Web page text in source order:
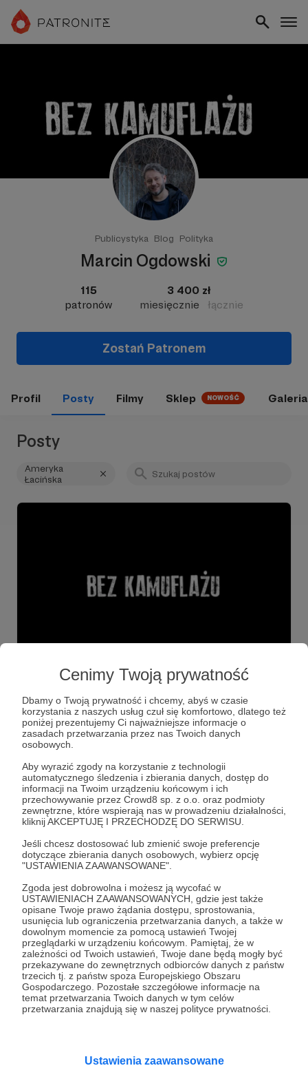
Cenimy Twoją prywatność
Dbamy o Twoją prywatność i chcemy, abyś w czasie
korzystania z naszych usług czuł się komfortowo, dlatego też
poniżej prezentujemy Ci najważniejsze informacje o
zasadach przetwarzania przez nas Twoich danych
osobowych.
Aby wyrazić zgody na korzystanie z technologii
automatycznego śledzenia i zbierania danych, dostęp do
informacji na Twoim urządzeniu końcowym i ich
przechowywanie przez Crowd8 sp. z o.o. oraz podmioty
zewnętrzne, które wspierają nas w prowadzeniu działalności,
kliknij AKCEPTUJĘ I PRZECHODZĘ DO SERWISU.
Jeśli chcesz dostosować lub zmienić swoje preferencje
dotyczące zbierania danych osobowych, wybierz opcję
"USTAWIENIA ZAAWANSOWANE".
Zgoda jest dobrowolna i możesz ją wycofać w
USTAWIENIACH ZAAWANSOWANYCH, gdzie jest także
opisane Twoje prawo żądania dostępu, sprostowania,
usunięcia lub ograniczenia przetwarzania danych, a także w
dowolnym momencie za pomocą ustawień Twojej
przeglądarki w urządzeniu końcowym. Pamiętaj, że w
zależności od Twoich ustawień, Twoje dane będą mogły być
przekazywane do zewnętrznych odbiorców danych z państw
trzecich tj. z państw spoza Europejskiego Obszaru
Gospodarczego. Pozostałe szczegółowe informacje na
temat przetwarzania Twoich danych w tym celów
przetwarzania znajdują się w naszej polityce prywatności.
Ustawienia zaawansowane
Publicystyka Blog Polityka
Marcin Ogdowski
115
patronów
3 400 zł
miesięcznie
łącznie
Zostań Patronem
Profil Posty Filmy Sklep NOWOŚĆ Galeria
Posty
Ameryka
Łacińska
Ochroniarze
Wychodzi na to, że największe straty osobowe podczas
amerykańskiej akcji w Wenezueli poniosła... Kuba.
Maduro Wenezuela DEA +5
Dołącz do grona Patronów!
Wesprzyj działalność AutoraMarcin Ogdowskijuż
teraz!
Zostań Patronem